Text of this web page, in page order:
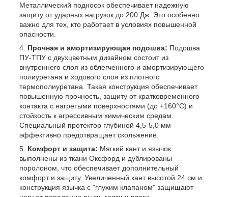
Металлический подносок обеспечивает надежную
защиту от ударных нагрузок до 200 Дж. Это особенно
важно для тех, кто работает в условиях повышенной
опасности.
Прочная и амортизирующая подошва: Подошва
ПУ-ТПУ с двухцветным дизайном состоит из
внутреннего слоя из облегченного и амортизирующего
полиуретана и ходового слоя из плотного
термополиуретана. Такая конструкция обеспечивает
повышенную прочность, защиту от кратковременного
контакта с нагретыми поверхностями (до +160°C) и
стойкость к агрессивным химическим средам.
Специальный протектор глубиной 4,5-5,0 мм
эффективно предотвращает скольжение.
Комфорт и защита: Мягкий кант и язычок
выполнены из ткани Оксфорд и дублированы
поролоном, что обеспечивает дополнительный
комфорт и защиту. Увеличенный кант высотой 24 см и
конструкция язычка с "глухим клапаном" защищают